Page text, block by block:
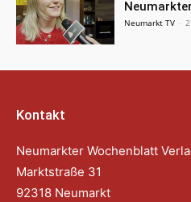
Neumarkt TV -
Kontakt
Neumarkter Wochenblatt
Marktstraße 31
92318 Neumarkt